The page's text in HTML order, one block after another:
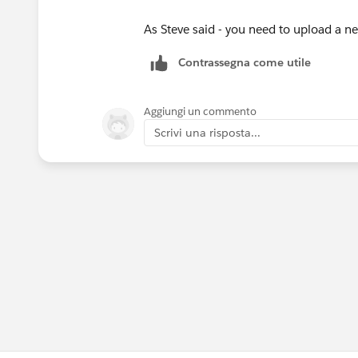
As Steve said - you need to upload a
Contrassegna come utile
Aggiungi un commento
Scrivi una risposta...